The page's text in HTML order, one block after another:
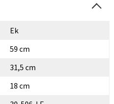
Ek
59 cm
31,5 cm
18 cm